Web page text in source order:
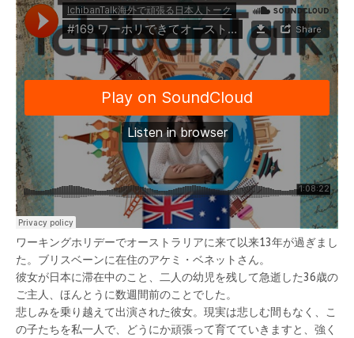
ワーキングホリデーでオーストラリアに来て以来13年が過ぎまし
た。ブリスベーンに在住のアケミ・ベネットさん。
彼女が日本に滞在中のこと、二人の幼児を残して急逝した36歳の
ご主人、ほんとうに数週間前のことでした。
悲しみを乗り越えて出演された彼女。現実は悲しむ間もなく、こ
の子たちを私一人で、どうにか頑張って育てていきますと、強く